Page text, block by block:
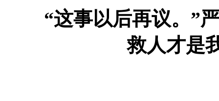
“这事以后再议。”严
救人才是